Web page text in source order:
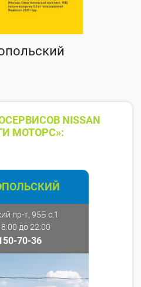
NISSAN
МОТОРС»:
пр-т, 95Б с.1
до 22:00
70-36